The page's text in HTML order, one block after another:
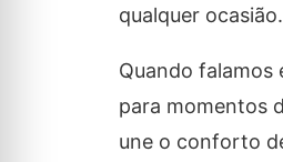
qualquer ocasião.
Quando falamos
para momentos
une o conforto